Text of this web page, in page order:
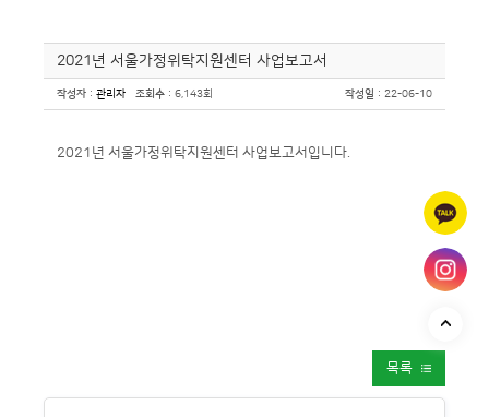
2021년 서울가정위탁지원센터 사업보고서
작성자 : 관리자 조회수 : 6,143회 작성일 : 22-06-10
2021년 서울가정위탁지원센터 사업보고서입니다.
목록